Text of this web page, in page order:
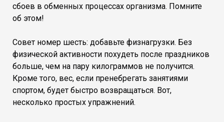
сбоев в обменных процессах организма. Помните
об этом!
Совет номер шесть: добавьте физнагрузки. Без
физической активности похудеть после праздников
больше, чем на пару килограммов не получится.
Кроме того, вес, если пренебрегать занятиями
спортом, будет быстро возвращаться. Вот,
несколько простых упражнений.